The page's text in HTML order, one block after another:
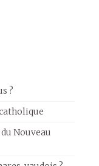
?
Nouveau